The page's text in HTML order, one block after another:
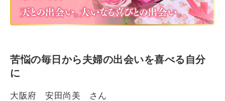
苦悩の毎日から夫婦の出会いを喜べる自分
に
大阪府 安田尚美 さん